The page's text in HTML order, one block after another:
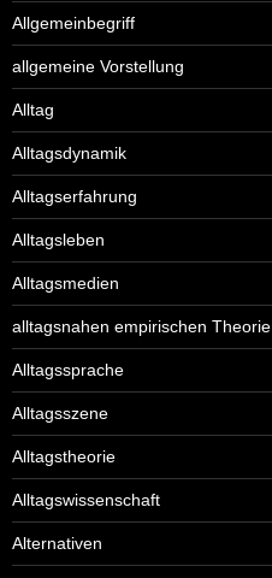
Allgemeinbegriff
allgemeine Vorstellung
Alltag
Alltagsdynamik
Alltagserfahrung
Alltagsleben
Alltagsmedien
alltagsnahen empirischen Theorie
Alltagssprache
Alltagsszene
Alltagstheorie
Alltagswissenschaft
Alternativen